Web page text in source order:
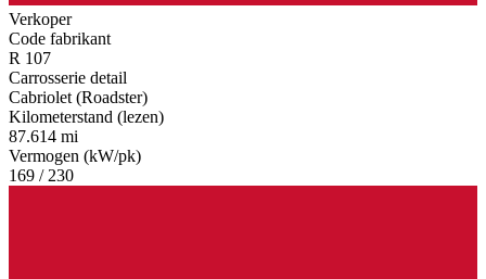
Verkoper
Code fabrikant
R 107
Carrosserie detail
Cabriolet (Roadster)
Kilometerstand (lezen)
87.614 mi
Vermogen (kW/pk)
169 / 230